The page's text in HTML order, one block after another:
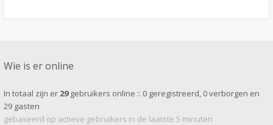
Wie is er online
In totaal zijn er 29gebruikers online :: 0 geregistreerd, 0 verborgen en
29 gasten
gebaseerd op actieve gebruikers in de laatste 5 minuten